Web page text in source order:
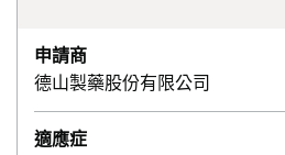
申請商
德山製藥股份有限公司
適應症